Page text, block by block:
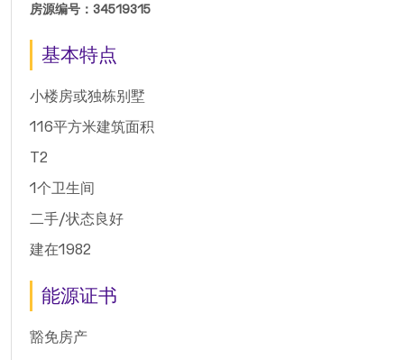
房源编号：34519315
基本特点
小楼房或独栋别墅
116平方米建筑面积
T2
1个卫生间
二手/状态良好
建在1982
能源证书
豁免房产